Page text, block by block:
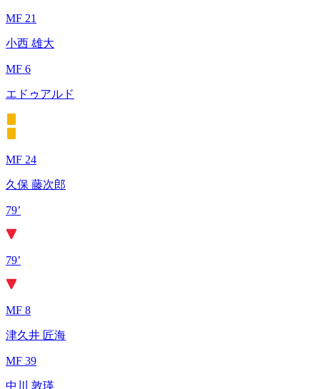
MF 21
小西 雄大
MF 6
エドゥアルド
MF 24
久保 藤次郎
79’
79’
MF 8
津久井 匠海
MF 39
中川 敦瑛